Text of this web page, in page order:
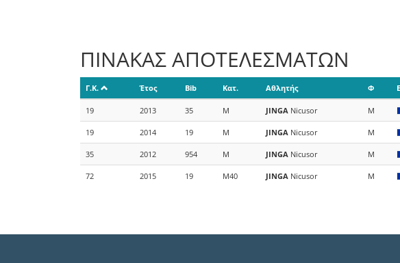
ΠΙΝΑΚΑΣ ΑΠΟΤΕΛΕΣΜΑΤΩΝ
Γ.Κ. Έτος Bib Κατ. Αθλητής Φ
19 2013 35 M JINGA Nicusor M
19 2014 19 M JINGA Nicusor M
35 2012 954 M JINGA Nicusor M
72 2015 19 M40 JINGA Nicusor M